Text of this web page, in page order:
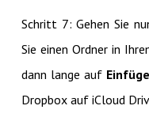
Schritt 7: Gehen Sie
Sie einen Ordner in
dann lange auf
Dropbox auf iCloud